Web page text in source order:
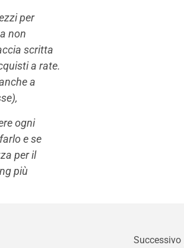
per
non
scritta
a rate.
a
ogni
e se
per il
più
Successivo